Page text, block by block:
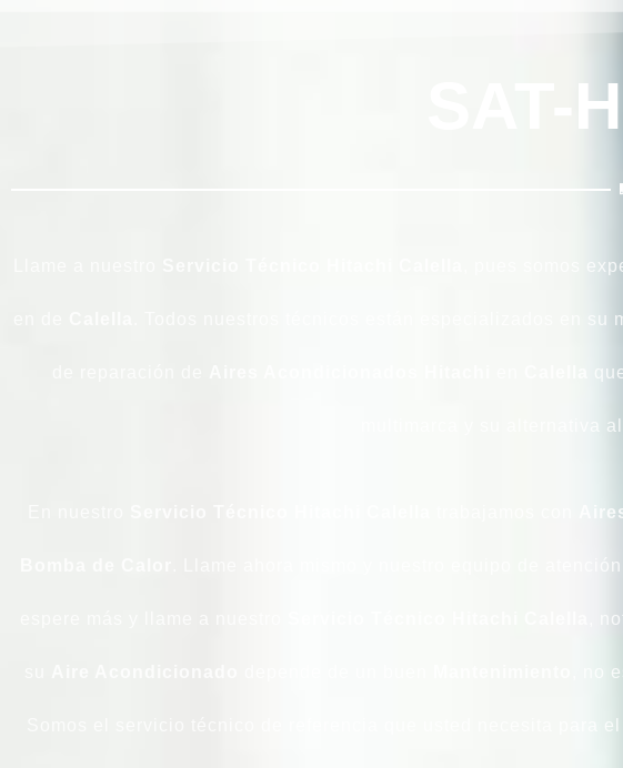
SAT-
, pues somos
. Todos nuestros técnicos están especializados en su
multimarca y su alternativa
. Llame ahora mismo y nuestro equipo de
,
, no
Somos el servicio técnico de referencia que usted necesita para